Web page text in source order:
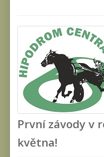
První závody v
května!